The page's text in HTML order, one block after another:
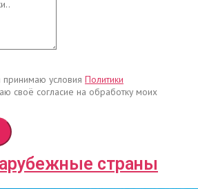
принимаю условия Политики
своё согласие на обработку моих
страны